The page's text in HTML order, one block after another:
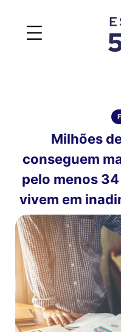
Milhões
conseguem
pelo menos
vivem em